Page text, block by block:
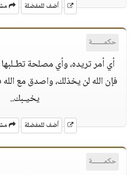
أضف للمفضلة
حكمــــــة
أي أمر تريده، وأي مصلحة تطـلبها
فإن الله لن يخذلك، واصدق مع الله
يخيـبك..
أضف للمفضلة
حكمــــــة